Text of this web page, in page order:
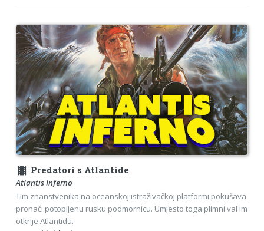
theaters Predatori s Atlantide
Atlantis Inferno
Tim znanstvenika na oceanskoj istraživačkoj platformi pokušava
pronaći potopljenu rusku podmornicu. Umjesto toga plimni val im
otkrije Atlantidu.